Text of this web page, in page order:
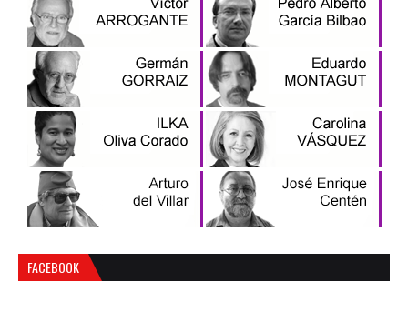
FACEBOOK